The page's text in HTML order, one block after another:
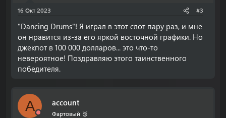
16 Окт 2023 #3
"Dancing Drums"! Я играл в этот слот пару раз, и мне
он нравится из-за его яркой восточной графики. Но
джекпот в 100 000 долларов... это что-то
невероятное! Поздравляю этого таинственного
победителя.
A account
Фартовый 🥉